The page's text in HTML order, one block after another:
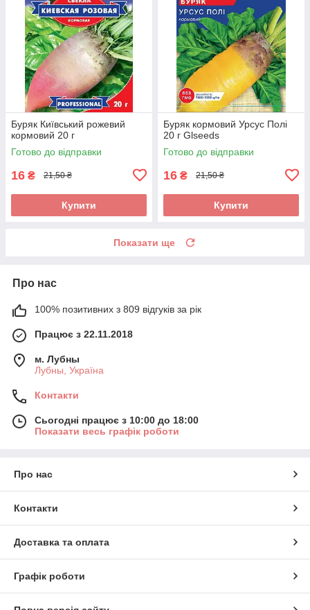
Буряк Київський рожевий
кормовий 20 г
Готово до відправки
16 ₴ 21,50 ₴
Купити
Буряк кормовий Урсус Полі
20 г Glseeds
Готово до відправки
16 ₴ 21,50 ₴
Купити
Показати ще
Про нас
100% позитивних з 809 відгуків за рік
Працює з 22.11.2018
м. Лубны
Лубны, Україна
Контакти
Сьогодні працює з 10:00 до 18:00
Показати весь графік роботи
Про нас
Контакти
Доставка та оплата
Графік роботи